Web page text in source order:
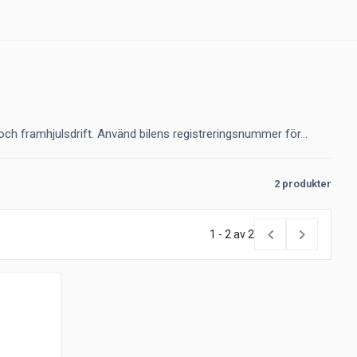
framhjulsdrift. Använd bilens registreringsnummer för...
2 produkter
1 - 2 av 2